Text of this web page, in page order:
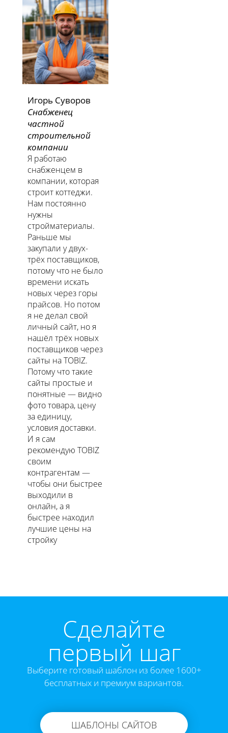
Игорь Суворов
Снабженец
частной
строительной
компании
Я работаю
снабженцем в
компании, которая
строит коттеджи.
Нам постоянно
нужны
стройматериалы.
Раньше мы
закупали у двух-
трёх поставщиков,
потому что не было
времени искать
новых через горы
прайсов. Но потом
я не делал свой
личный сайт, но я
нашёл трёх новых
поставщиков через
сайты на TOBIZ.
Потому что такие
сайты простые и
понятные — видно
фото товара, цену
за единицу,
условия доставки.
И я сам
рекомендую TOBIZ
своим
контрагентам —
чтобы они быстрее
выходили в
онлайн, а я
быстрее находил
лучшие цены на
стройку
Cделайте
первый шаг
Выберите готовый шаблон из более 1600+
бесплатных и премиум вариантов.
ШАБЛОНЫ САЙТОВ